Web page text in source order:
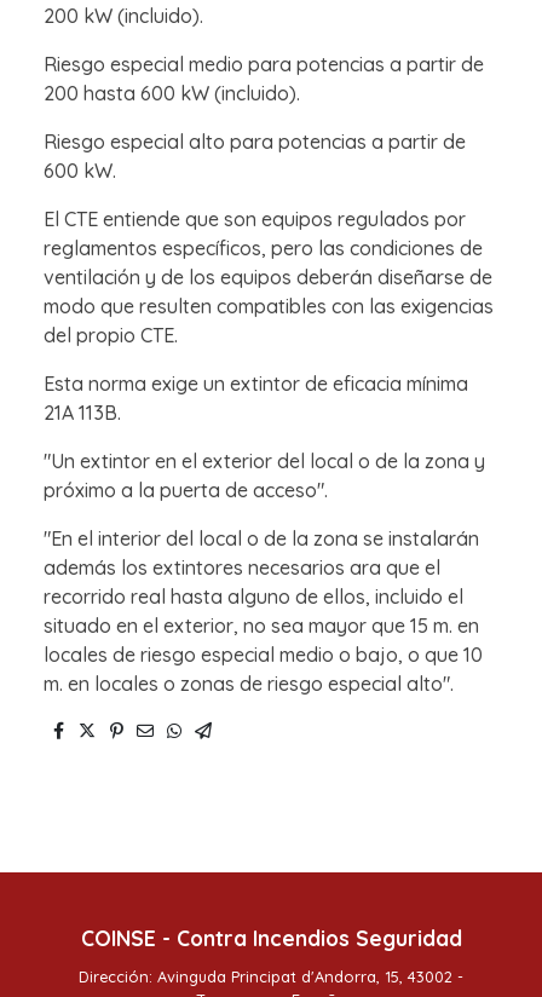
200 kW (incluido).
Riesgo especial medio para potencias a partir de
200 hasta 600 kW (incluido).
Riesgo especial alto para potencias a partir de
600 kW.
El CTE entiende que son equipos regulados por
reglamentos específicos, pero las condiciones de
ventilación y de los equipos deberán diseñarse de
modo que resulten compatibles con las exigencias
del propio CTE.
Esta norma exige un extintor de eficacia mínima
21A 113B.
"Un extintor en el exterior del local o de la zona y
próximo a la puerta de acceso".
"En el interior del local o de la zona se instalarán
además los extintores necesarios ara que el
recorrido real hasta alguno de ellos, incluido el
situado en el exterior, no sea mayor que 15 m. en
locales de riesgo especial medio o bajo, o que 10
m. en locales o zonas de riesgo especial alto".
COINSE - Contra Incendios Seguridad
Dirección: Avinguda Principat d'Andorra, 15, 43002 -